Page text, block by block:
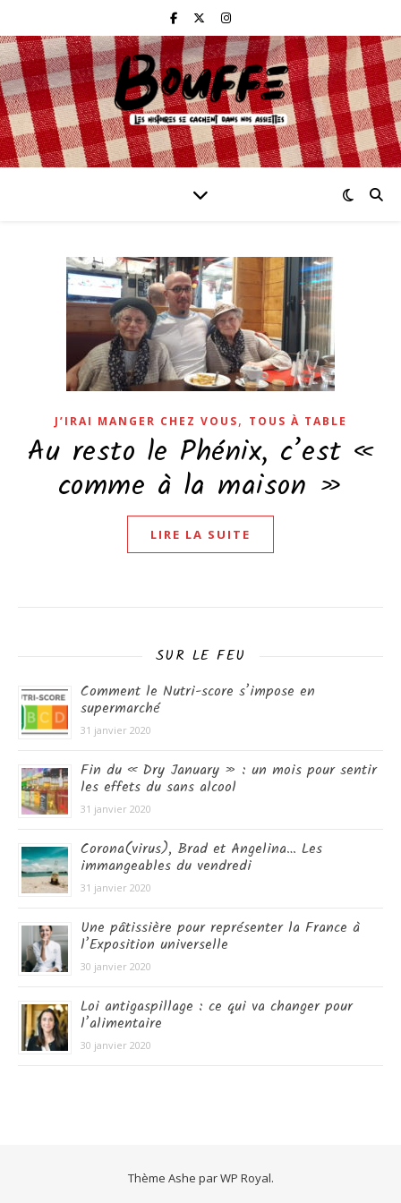
J’IRAI MANGER CHEZ VOUS, TOUS À TABLE
Au resto le Phénix, c’est «
comme à la maison »
LIRE LA SUITE
SUR LE FEU
Comment le Nutri-score s’impose en
supermarché
31 janvier 2020
Fin du « Dry January » : un mois pour sentir
les effets du sans alcool
31 janvier 2020
Corona(virus), Brad et Angelina… Les
immangeables du vendredi
31 janvier 2020
Une pâtissière pour représenter la France à
l’Exposition universelle
30 janvier 2020
Loi antigaspillage : ce qui va changer pour
l’alimentaire
30 janvier 2020
Thème Ashe parWP Royal.